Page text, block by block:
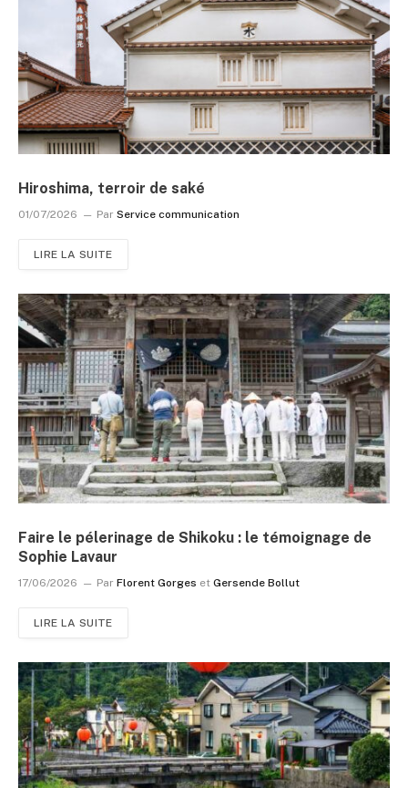
Hiroshima, terroir de saké
01/07/2026 Par Service communication
LIRE LA SUITE
Faire le pélerinage de Shikoku : le témoignage de
Sophie Lavaur
17/06/2026 Par Florent Gorges et Gersende Bollut
LIRE LA SUITE